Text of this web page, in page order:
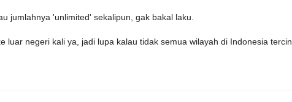
jumlahnya 'unlimited' sekalipun, gak bakal laku.
luar negeri kali ya, jadi lupa kalau tidak semua wilayah di Indonesia